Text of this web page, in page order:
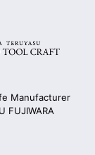
取得な
クト
コールセン